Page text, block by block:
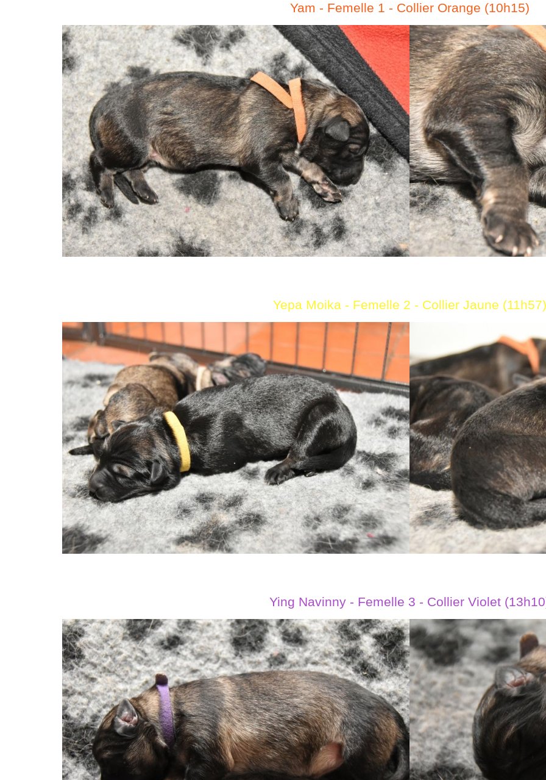
Yam - Femelle 1 - Collier Orange (10h15)
Yepa Moika - Femelle 2 - Collier Jaune (11h57)
Ying Navinny - Femelle 3 - Collier Violet